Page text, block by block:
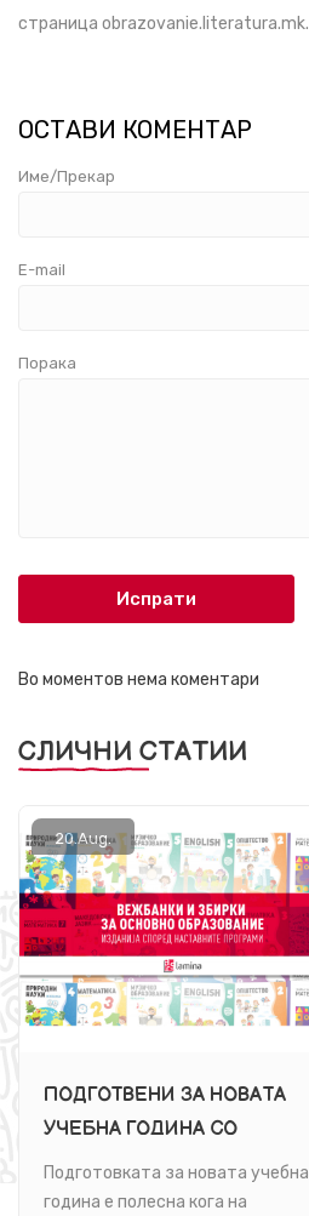
страница obrazovanie.literatura.mk.
ОСТАВИ КОМЕНТАР
Име/Прекар
E-mail
Порака
Испрати
Во моментов нема коментари
СЛИЧНИ СТАТИИ
20.Aug.
ПОДГОТВЕНИ ЗА НОВАТА
УЧЕБНА ГОДИНА СО
ВЕЖБАНКИ И ЗБИРКИ ОД
„АРС ЛАМИНА“
Подготовката за новата учебна
година е полесна кога на